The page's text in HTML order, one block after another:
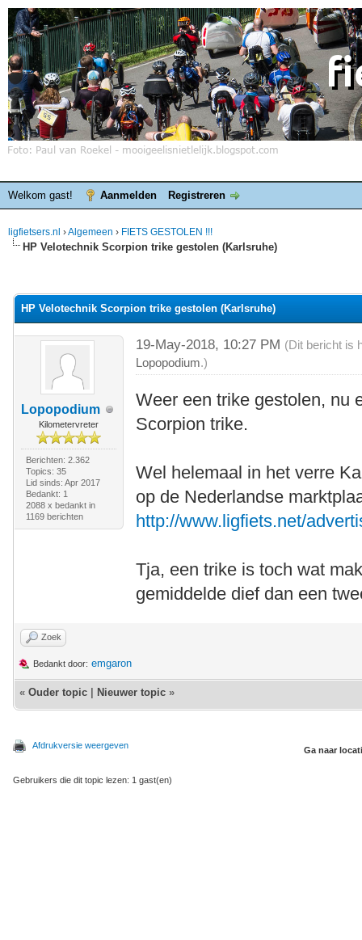
Welkom gast! Aanmelden Registreren
ligfietsers.nl ›Algemeen › FIETS GESTOLEN !!!
HP Velotechnik Scorpion trike gestolen (Karlsruhe)
HP Velotechnik Scorpion trike gestolen (Karlsruhe)
Lopopodium
Kilometervreter
Berichten: 2.362
Topics: 35
Lid sinds: Apr 2017
Bedankt: 1
2088 x bedankt in
1169 berichten
19-May-2018, 10:27 PM (Dit bericht is
Lopopodium.)
Weer een trike gestolen, nu
Scorpion trike.
Wel helemaal in het verre
op de Nederlandse
http://www.ligfiets.net/
Tja, een trike is toch wat
gemiddelde dief dan een
Zoek
Bedankt door: emgaron
« Ouder topic Nieuwer topic »
Afdrukversie weergeven Ga naar
Gebruikers die dit topic lezen: 1 gast(en)